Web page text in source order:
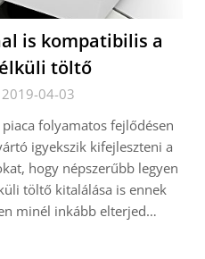
is kompatibilis a
töltő
04-03
folyamatos fejlődésen
igyekszik kifejleszteni a
hogy népszerűbb legyen
töltő kitalálása is ennek
minél inkább elterjed…